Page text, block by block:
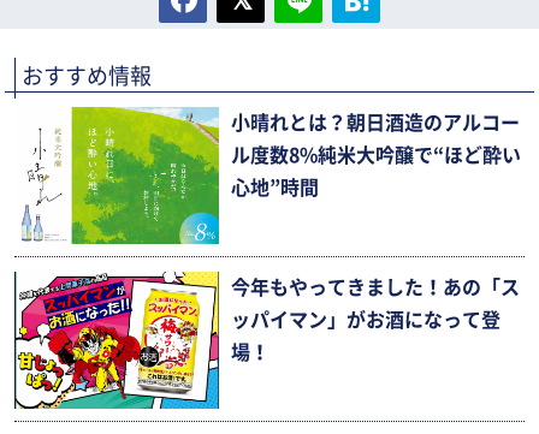
おすすめ情報
小晴れとは？朝日酒造のアルコー
ル度数8%純米大吟醸で“ほど酔い
心地”時間
今年もやってきました！あの「ス
ッパイマン」がお酒になって登
場！